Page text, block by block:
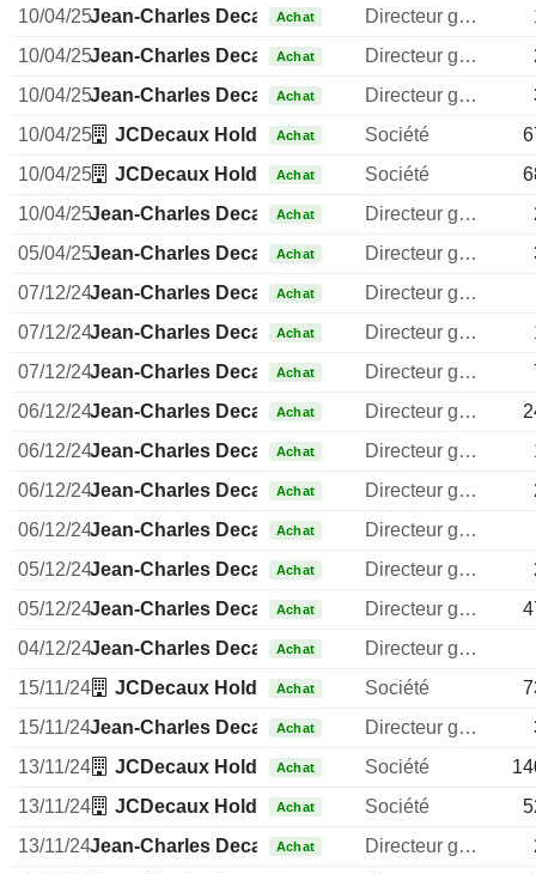
10/04/25Jean-Charles DecauxAchat Directeur general
10/04/25Jean-Charles DecauxAchat Directeur general
10/04/25Jean-Charles DecauxAchat Directeur general
10/04/25
JCDecaux Holding SAS
Achat Société
10/04/25
JCDecaux Holding SAS
Achat Société
10/04/25Jean-Charles DecauxAchat Directeur general
05/04/25Jean-Charles DecauxAchat Directeur general
07/12/24Jean-Charles DecauxAchat
Directeur general
07/12/24Jean-Charles DecauxAchat Directeur general
07/12/24Jean-Charles DecauxAchat Directeur general
06/12/24Jean-Charles DecauxAchat Directeur general
06/12/24Jean-Charles DecauxAchat Directeur general
06/12/24Jean-Charles DecauxAchat Directeur general
06/12/24Jean-Charles DecauxAchat
Directeur general
05/12/24Jean-Charles DecauxAchat Directeur general
05/12/24Jean-Charles DecauxAchat Directeur general
04/12/24Jean-Charles DecauxAchat
Directeur general
15/11/24
JCDecaux Holding SAS
Achat Société
15/11/24Jean-Charles DecauxAchat Directeur general
13/11/24
JCDecaux Holding SAS
Achat Société
13/11/24
JCDecaux Holding SAS
Achat Société
13/11/24Jean-Charles DecauxAchat Directeur general